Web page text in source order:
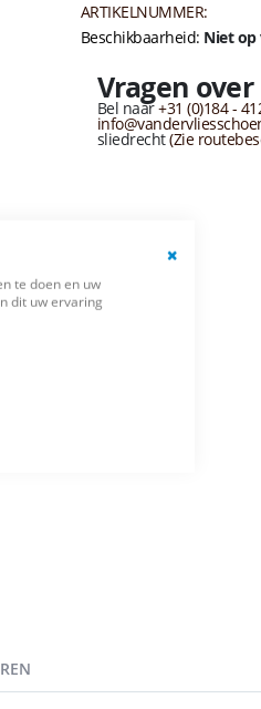
te doen en uw
dit uw ervaring
ARTIKELNUMMER:
Beschikbaarheid: Niet op
Vragen
Bel naar+31 (0)184 -
sliedrecht(Zie